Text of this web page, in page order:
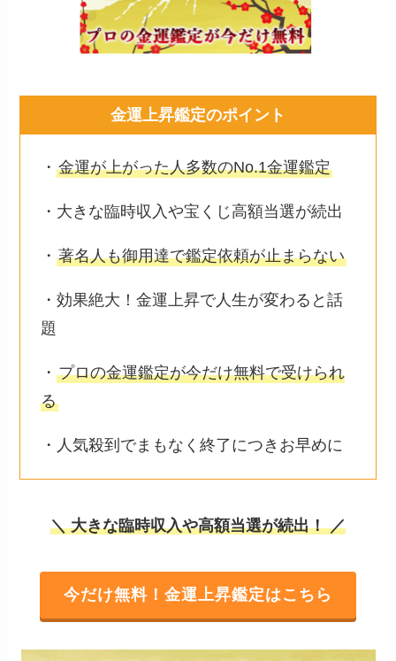
金運上昇鑑定のポイント
・ 金運が上がった人多数のNo.1金運鑑定
・大きな臨時収入や宝くじ高額当選が続出
・ 著名人も御用達で鑑定依頼が止まらない
・効果絶大！金運上昇で人生が変わると話
題
・ プロの金運鑑定が今だけ無料で受けられ
る
・人気殺到でまもなく終了につきお早めに
＼ 大きな臨時収入や高額当選が続出！ ／
今だけ無料！金運上昇鑑定はこちら